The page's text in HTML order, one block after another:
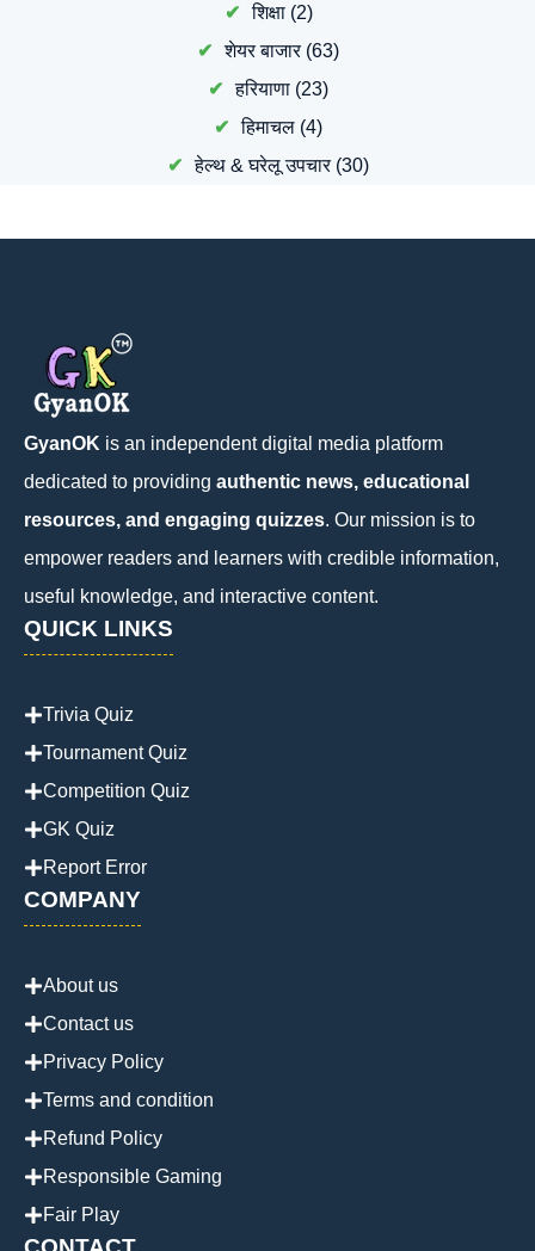
शिक्षा(2)
शेयर बाजार(63)
हरियाणा (23)
हिमाचल (4)
हेल्थ & घरेलू उपचार(30)
GyanOK is an independent digital media platform
dedicated to providing authentic news, educational
resources, and engaging quizzes. Our mission is to
empower readers and learners with credible information,
useful knowledge, and interactive content.
QUICK LINKS
Trivia Quiz
Tournament Quiz
Competition Quiz
GK Quiz
Report Error
COMPANY
About us
Contact us
Privacy Policy
Terms and condition
Refund Policy
Responsible Gaming
Fair Play